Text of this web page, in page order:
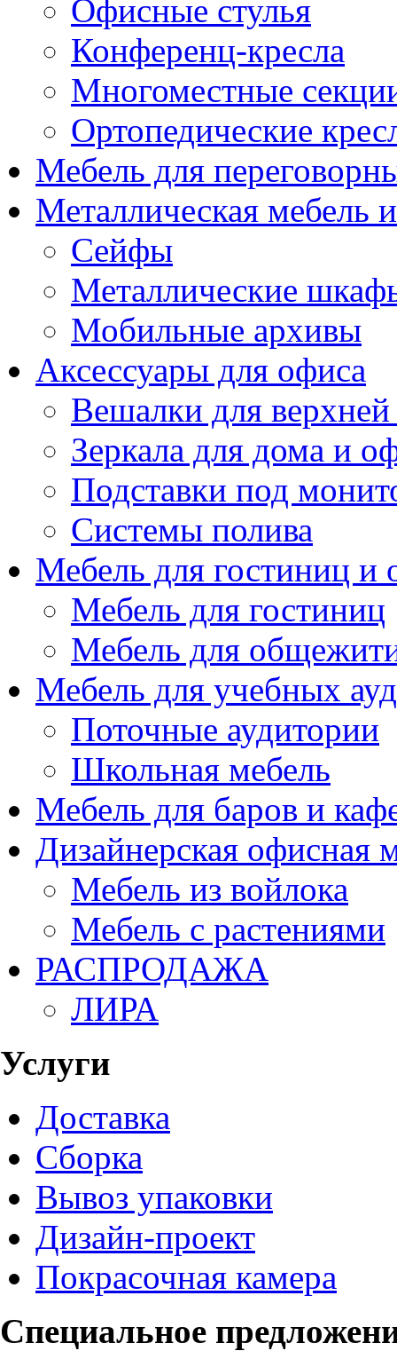
Офисные стулья
Конференц-кресла
Многоместные
Ортопедические
Мебель для
Металлическая мебель
Сейфы
Металлические
Мобильные архивы
Аксессуары для офиса
Вешалки для
Зеркала для дома и
Подставки под
Системы полива
Мебель для гостиниц
Мебель для гостиниц
Мебель для
Мебель для учебных
Поточные аудитории
Школьная мебель
Мебель для баров и
Дизайнерская офисная
Мебель из войлока
Мебель с растениями
РАСПРОДАЖА
ЛИРА
Услуги
Доставка
Сборка
Вывоз упаковки
Дизайн-проект
Покрасочная камера
Специальное